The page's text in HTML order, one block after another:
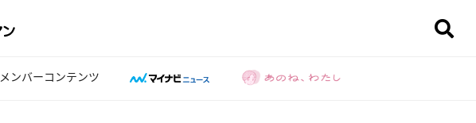
メンバーコンテンツ